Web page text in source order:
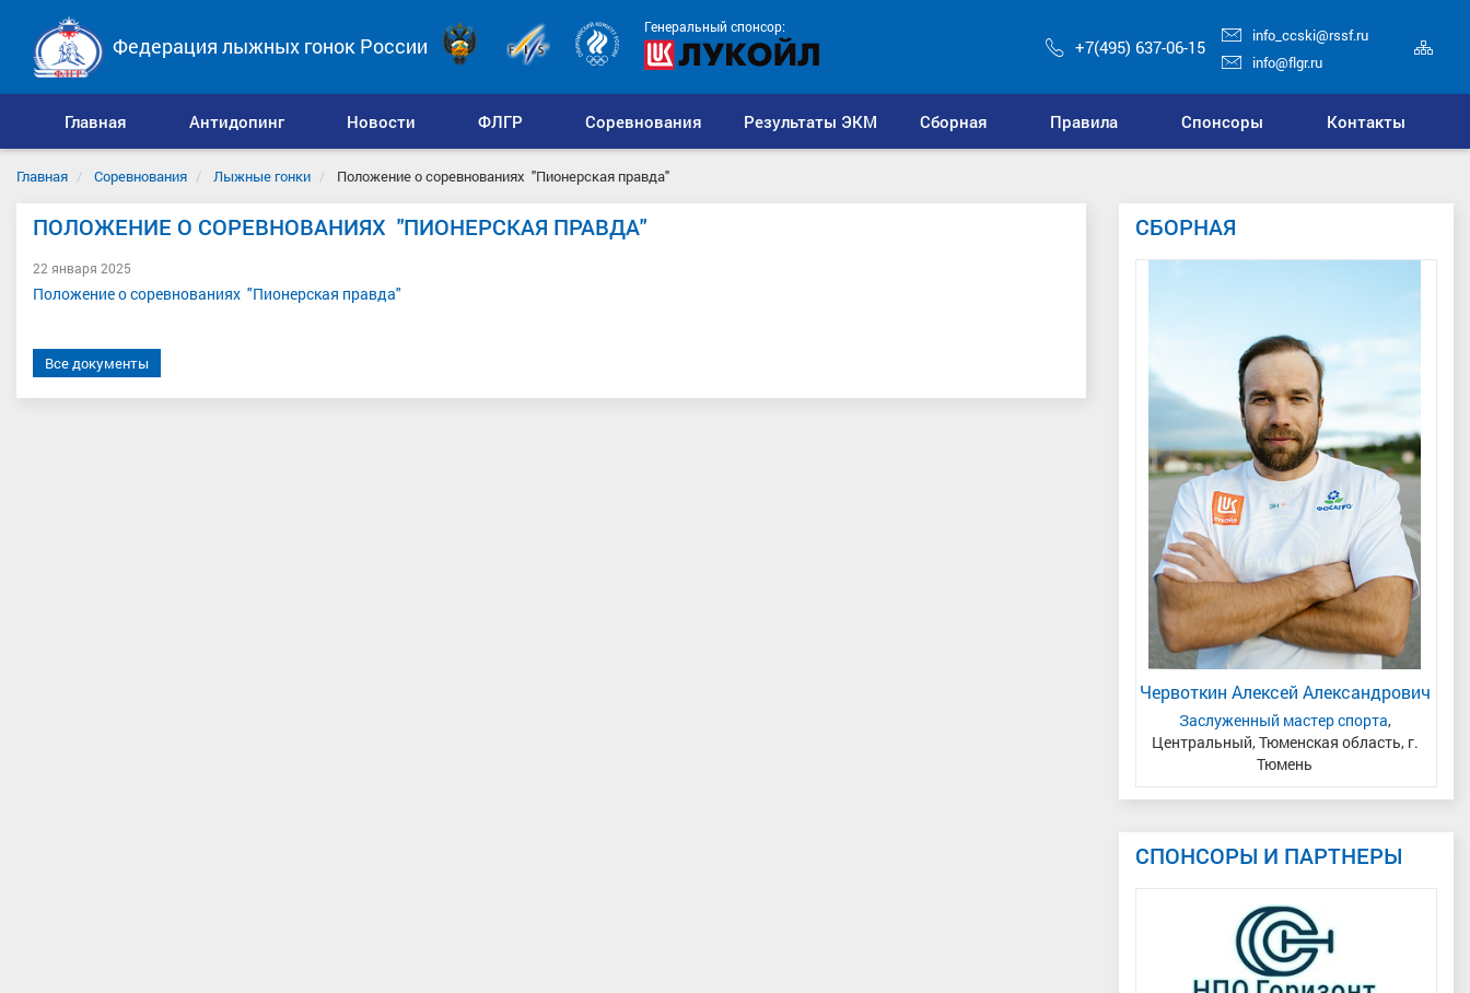
Генеральный спонсор:
Федерация лыжных гонок России +7(495) 637-06-15
info_ccski@rssf.ru
info@flgr.ru
Главная Антидопинг Новости ФЛГР Соревнования Результаты ЭКМ Сборная Правила Спонсоры Контакты
Главная Соревнования Лыжные гонки Положение о соревнованиях "Пионерская правда"
ПОЛОЖЕНИЕ О СОРЕВНОВАНИЯХ "ПИОНЕРСКАЯ ПРАВДА"
22 января 2025
Положение о соревнованиях "Пионерская правда"
Все документы
СБОРНАЯ
Червоткин Алексей Александрович
Заслуженный мастер спорта,
Центральный, Тюменская область, г.
Тюмень
СПОНСОРЫ И ПАРТНЕРЫ